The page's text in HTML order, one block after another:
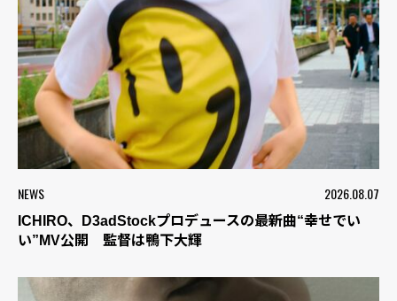
NEWS 2026.08.07
ICHIRO、D3adStockプロデュースの最新曲“幸せでい
い”MV公開 監督は鴨下大輝